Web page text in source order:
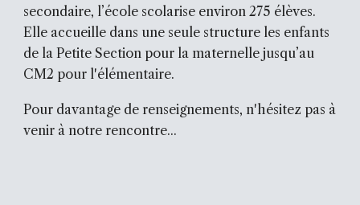
secondaire, l’école scolarise environ 275 élèves.
Elle accueille dans une seule structure les enfants
de la Petite Section pour la maternelle jusqu’au
CM2 pour l'élémentaire.
Pour davantage de renseignements, n'hésitez pas à
venir à notre rencontre...